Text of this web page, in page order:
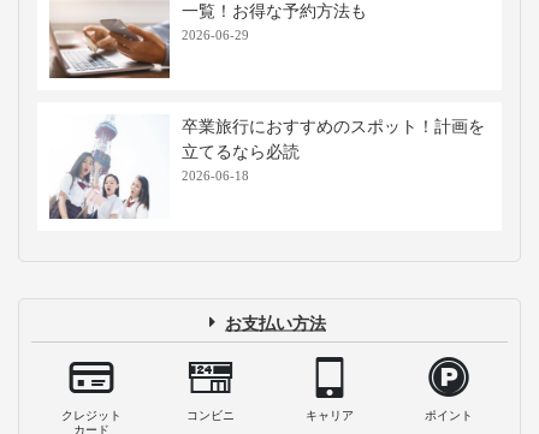
一覧！お得な予約方法も
2026-06-29
卒業旅行におすすめのスポット！計画を
立てるなら必読
2026-06-18
お支払い方法
クレジット
カード
コンビニ キャリア ポイント